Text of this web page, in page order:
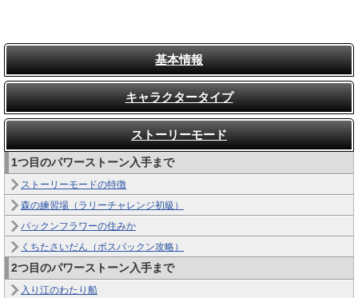
基本情報
キャラクタータイプ
ストーリーモード
1つ目のパワーストーン入手まで
ストーリーモードの特徴
森の練習場（ラリーチャレンジ初級）
パックンフラワーの住みか
くちたさいだん（ボスパックン攻略）
2つ目のパワーストーン入手まで
入り江のわたり船